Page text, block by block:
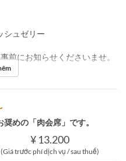
ュゼリー
前にお知らせくださいませ。
tối
めの「肉会席」です。
¥ 13.200
(Giá trước phí dịch vụ / sau thuế)